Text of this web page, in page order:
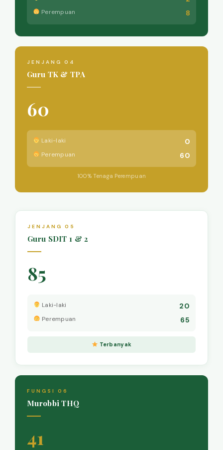
Perempuan 8
JENJANG 04
Guru TK & TPA
60
Laki-laki 0
Perempuan 60
100% Tenaga Perempuan
JENJANG 05
Guru SDIT 1 & 2
85
Laki-laki 20
Perempuan 65
Terbanyak
FUNGSI 06
Murobbi THQ
41